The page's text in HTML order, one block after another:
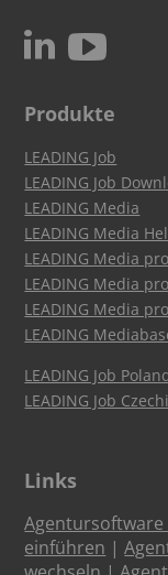
N c
Produkte
LEADING Job
LEADING Job
LEADING Media
LEADING Media
LEADING Media
LEADING Media
LEADING Media
LEADING
LEADING Job
LEADING Job
Links
Agentursoftware
einführen |